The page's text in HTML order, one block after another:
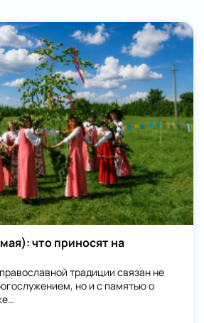
что приносят на
традиции связан не
но и с памятью о